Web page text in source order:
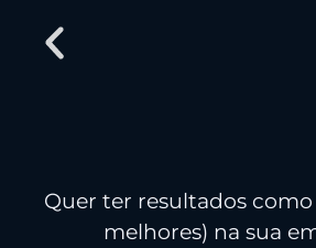
Quer ter resultados como
melhores) na sua